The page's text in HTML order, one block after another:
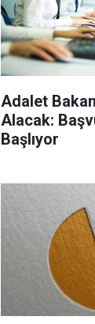
Adalet
Alacak:
Başlıyor